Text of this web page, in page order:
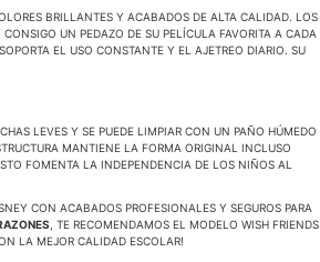
BRILLANTES Y ACABADOS DE ALTA CALIDAD. LOS
UN PEDAZO DE SU PELÍCULA FAVORITA A CADA
EL USO CONSTANTE Y EL AJETREO DIARIO. SU
LEVES Y SE PUEDE LIMPIAR CON UN PAÑO HÚMEDO
MANTIENE LA FORMA ORIGINAL INCLUSO
FOMENTA LA INDEPENDENCIA DE LOS NIÑOS AL
CON ACABADOS PROFESIONALES Y SEGUROS PARA
, TE RECOMENDAMOS EL MODELO WISH FRIENDS
LA MEJOR CALIDAD ESCOLAR!